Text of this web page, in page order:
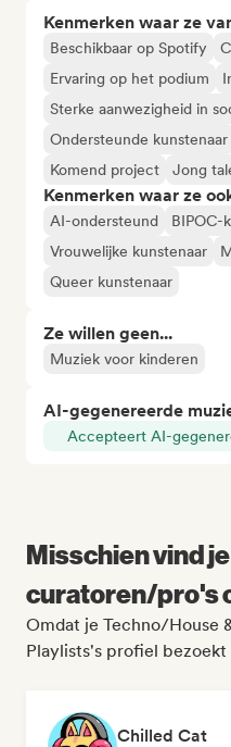
Kenmerken waar ze
Beschikbaar op Spotify
Ervaring op het podium
Sterke aanwezigheid in
Ondersteunde kunstenaar
Komend project
Jong
Kenmerken waar ze
AI-ondersteund
BIPOC-
Vrouwelijke kunstenaar
Queer kunstenaar
Ze willen geen...
Muziek voor kinderen
AI-gegenereerde
Accepteert AI-
Misschien vind
curatoren/pro's
Omdat je Techno/House
Playlists's profiel bezoekt
Chilled Cat